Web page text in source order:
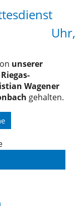
Uhr,
unserer
Wagener
gehalten.